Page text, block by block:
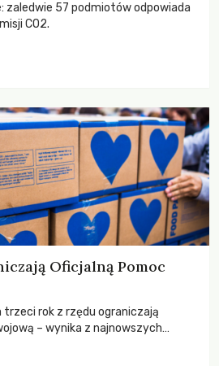
zaledwie 57 podmiotów odpowiada
CO2.
Oficjalną Pomoc
trzeci rok z rzędu ograniczają
– wynika z najnowszych